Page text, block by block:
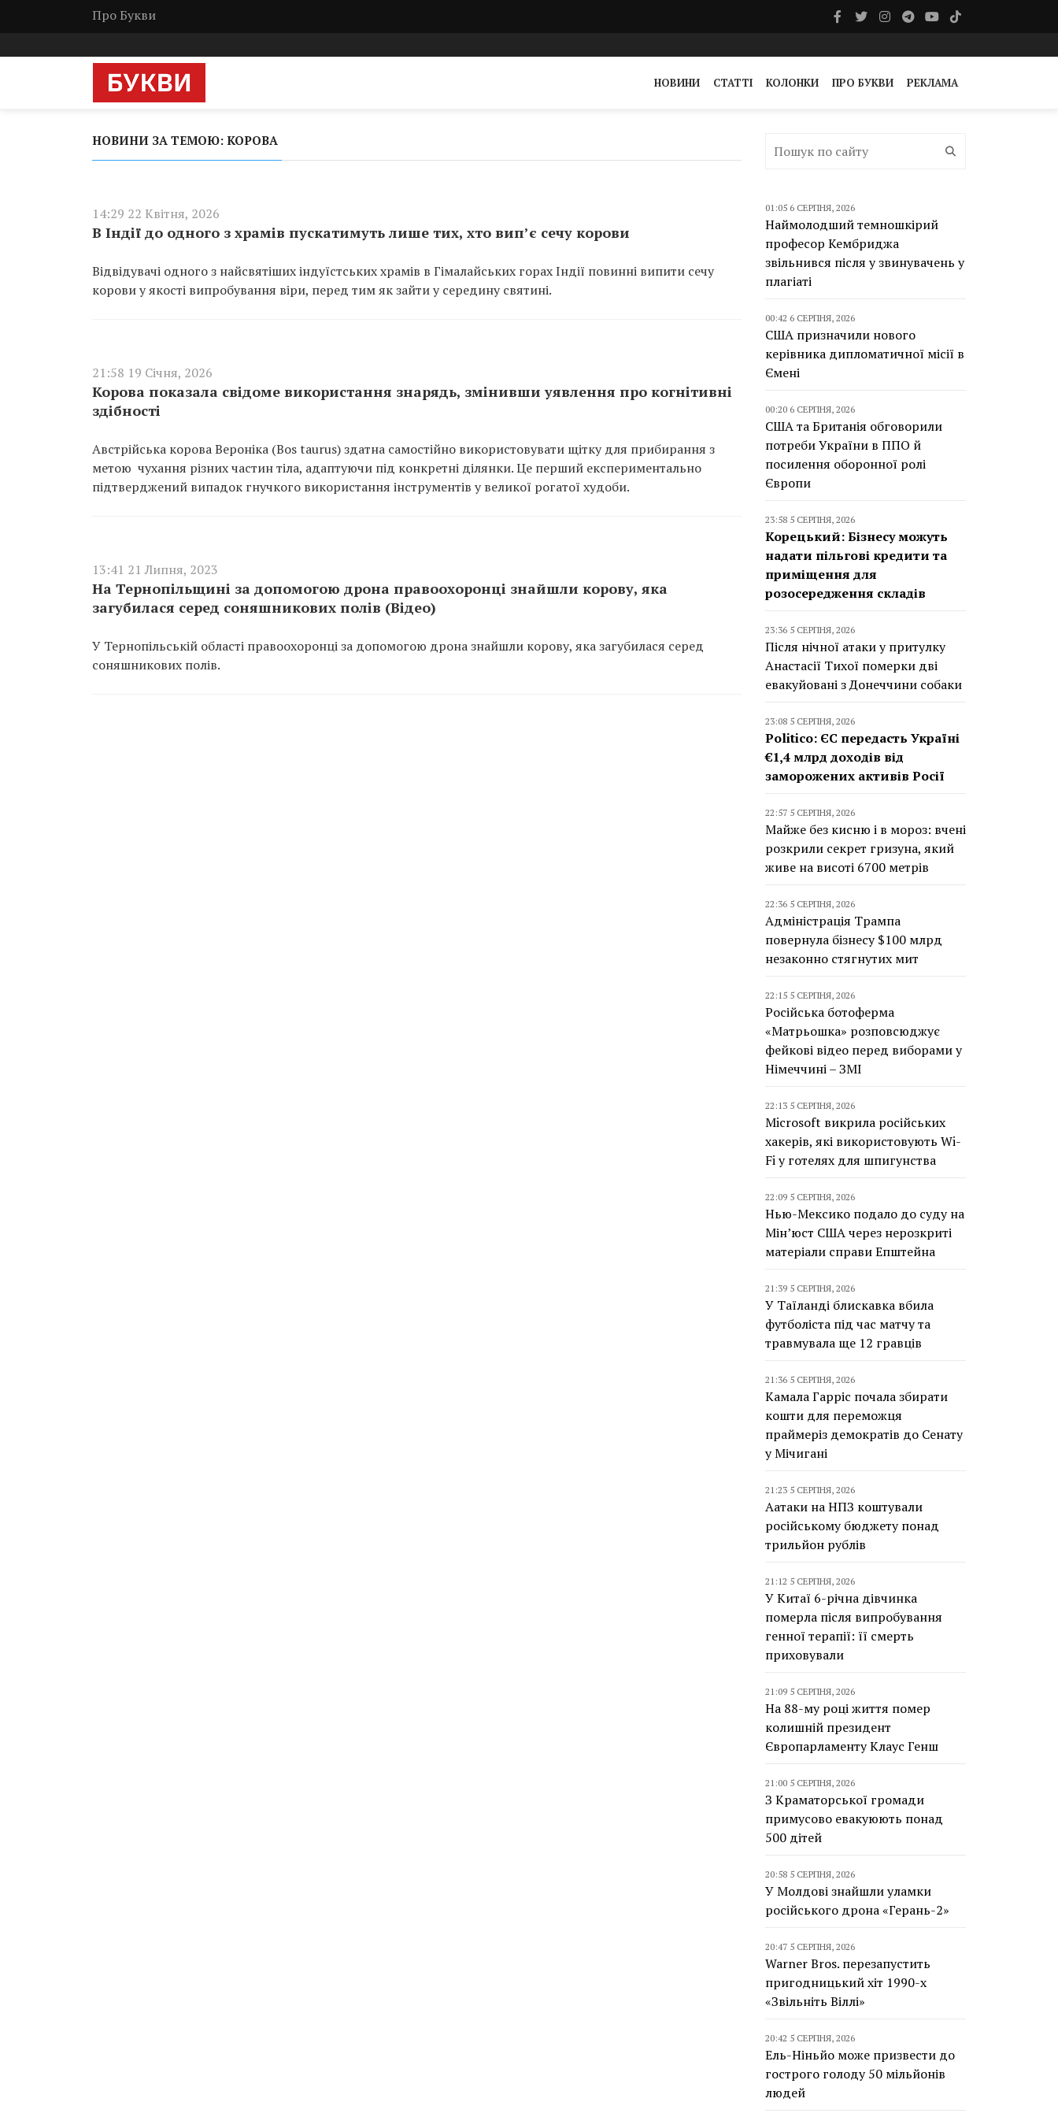
Про Букви
НОВИНИ СТАТТІ КОЛОНКИ ПРО БУКВИ РЕКЛАМА
НОВИНИ ЗА ТЕМОЮ: КОРОВА
14:29 22 Квітня, 2026
В Індії до одного з храмів пускатимуть лише тих, хто вип’є сечу корови
Відвідувачі одного з найсвятіших індуїстських храмів в Гімалайських горах Індії повинні випити сечу
корови у якості випробування віри, перед тим як зайти у середину святині.
21:58 19 Січня, 2026
Корова показала свідоме використання знарядь, змінивши уявлення про когнітивні
здібності
Австрійська корова Вероніка (Bos taurus) здатна самостійно використовувати щітку для прибирання з
метою чухання різних частин тіла, адаптуючи під конкретні ділянки. Це перший експериментально
підтверджений випадок гнучкого використання інструментів у великої рогатої худоби.
13:41 21 Липня, 2023
На Тернопільщині за допомогою дрона правоохоронці знайшли корову, яка
загубилася серед соняшникових полів (Відео)
У Тернопільській області правоохоронці за допомогою дрона знайшли корову, яка загубилася серед
соняшникових полів.
01:05 6 СЕРПНЯ, 2026
Наймолодший темношкірий
професор Кембриджа
звільнився після у звинувачень у
плагіаті
00:42 6 СЕРПНЯ, 2026
США призначили нового
керівника дипломатичної місії в
Ємені
00:20 6 СЕРПНЯ, 2026
США та Британія обговорили
потреби України в ППО й
посилення оборонної ролі
Європи
23:58 5 СЕРПНЯ, 2026
Корецький: Бізнесу можуть
надати пільгові кредити та
приміщення для
розосередження складів
23:36 5 СЕРПНЯ, 2026
Після нічної атаки у притулку
Анастасії Тихої померки дві
евакуйовані з Донеччини собаки
23:08 5 СЕРПНЯ, 2026
Politico: ЄС передасть Україні
€1,4 млрд доходів від
заморожених активів Росії
22:57 5 СЕРПНЯ, 2026
Майже без кисню і в мороз: вчені
розкрили секрет гризуна, який
живе на висоті 6700 метрів
22:36 5 СЕРПНЯ, 2026
Адміністрація Трампа
повернула бізнесу $100 млрд
незаконно стягнутих мит
22:15 5 СЕРПНЯ, 2026
Російська ботоферма
«Матрьошка» розповсюджує
фейкові відео перед виборами у
Німеччині – ЗМІ
22:13 5 СЕРПНЯ, 2026
Microsoft викрила російських
хакерів, які використовують Wi-
Fi у готелях для шпигунства
22:09 5 СЕРПНЯ, 2026
Нью-Мексико подало до суду на
Мін’юст США через нерозкриті
матеріали справи Епштейна
21:39 5 СЕРПНЯ, 2026
У Таїланді блискавка вбила
футболіста під час матчу та
травмувала ще 12 гравців
21:36 5 СЕРПНЯ, 2026
Камала Гарріс почала збирати
кошти для переможця
праймеріз демократів до Сенату
у Мічигані
21:23 5 СЕРПНЯ, 2026
Аатаки на НПЗ коштували
російському бюджету понад
трильйон рублів
21:12 5 СЕРПНЯ, 2026
У Китаї 6-річна дівчинка
померла після випробування
генної терапії: її смерть
приховували
21:09 5 СЕРПНЯ, 2026
На 88-му році життя помер
колишній президент
Європарламенту Клаус Генш
21:00 5 СЕРПНЯ, 2026
З Краматорської громади
примусово евакуюють понад
500 дітей
20:58 5 СЕРПНЯ, 2026
У Молдові знайшли уламки
російського дрона «Герань-2»
20:47 5 СЕРПНЯ, 2026
Warner Bros. перезапустить
пригодницький хіт 1990-х
«Звільніть Віллі»
20:42 5 СЕРПНЯ, 2026
Ель-Ніньйо може призвести до
гострого голоду 50 мільйонів
людей